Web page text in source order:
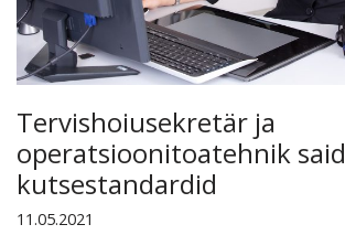
Tervishoiusekretär ja
operatsioonitoatehnik said
kutsestandardid
11.05.2021